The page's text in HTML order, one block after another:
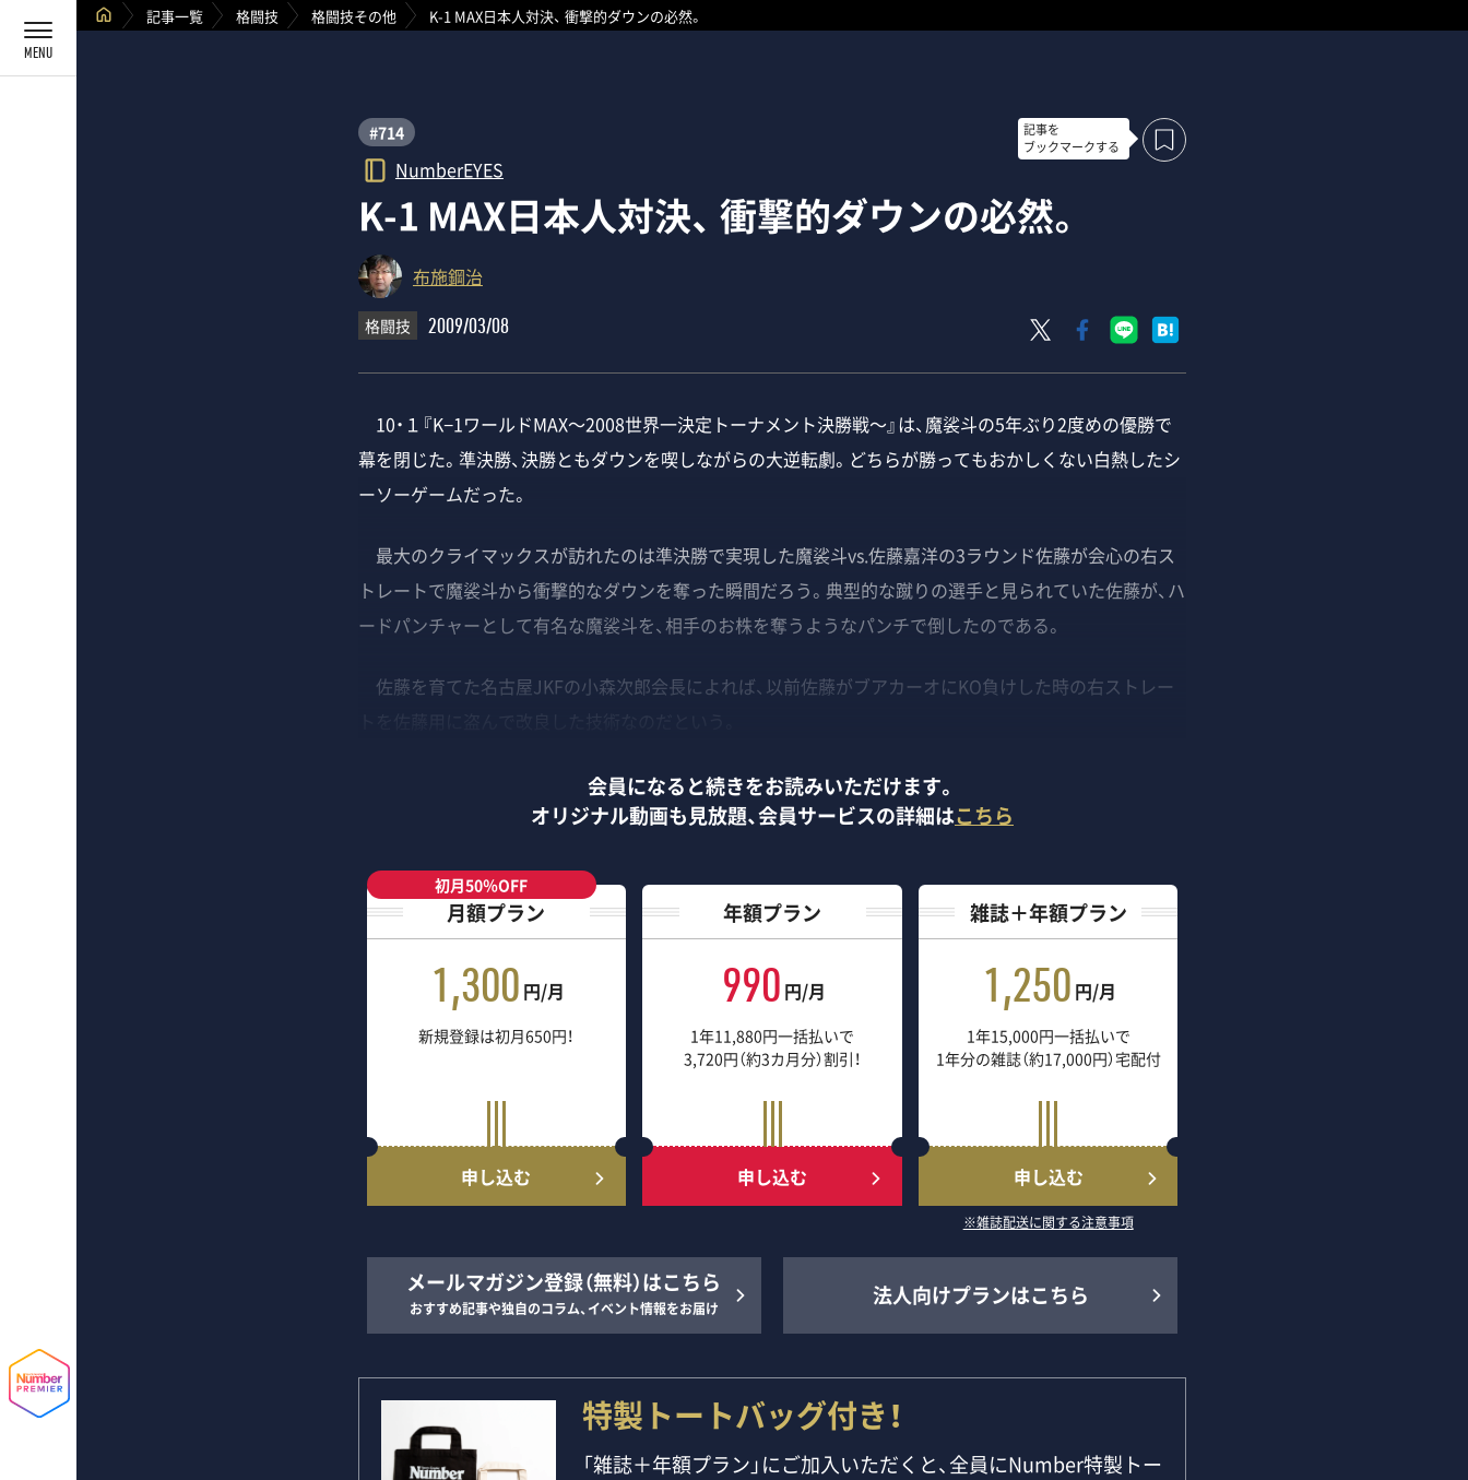
記事一覧 格闘技 格闘技その他 K-1 MAX日本人対決、 衝撃的ダウンの必然。
#714
NumberEYES
記事を
ブックマークする
K-1 MAX日本人対決、 衝撃的ダウンの必然。
布施鋼治
格闘技 2009/03/08
10・１『K−1ワールドMAX～2008世界一決定トーナメント決勝戦～』は、魔裟斗の5年ぶり2度めの優勝で
幕を閉じた。準決勝、決勝ともダウンを喫しながらの大逆転劇。どちらが勝ってもおかしくない白熱したシ
ーソーゲームだった。
最大のクライマックスが訪れたのは準決勝で実現した魔裟斗vs.佐藤嘉洋の3ラウンド佐藤が会心の右ス
トレートで魔裟斗から衝撃的なダウンを奪った瞬間だろう。典型的な蹴りの選手と見られていた佐藤が、ハ
ードパンチャーとして有名な魔裟斗を、相手のお株を奪うようなパンチで倒したのである。
佐藤を育てた名古屋JKFの小森次郎会長によれば、以前佐藤がブアカーオにKO負けした時の右ストレー
会員になると続きをお読みいただけます。
オリジナル動画も見放題、会員サービスの詳細はこちら
初月50％OFF
月額プラン
1,300 円/月
新規登録は初月650円！
申し込む
年額プラン
990 円/月
1年11,880円一括払いで
3,720円（約3カ月分）割引！
申し込む
雑誌＋年額プラン
1,250 円/月
1年15,000円一括払いで
1年分の雑誌（約17,000円）宅配付
申し込む
※雑誌配送に関する注意事項
メールマガジン登録（無料）はこちら
おすすめ記事や独自のコラム、イベント情報をお届け 法人向けプランはこちら
特製トートバッグ付き！
「雑誌＋年額プラン」にご加入いただくと、全員にNumber特製トー